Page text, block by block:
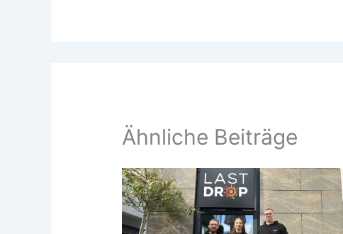
Ähnliche Beiträge